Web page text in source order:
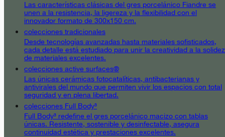
Las características clásicas del gres porcelánico Fiandre se
unen a la resistencia, la ligereza y la flexibilidad con el
innovador formato de 300x150 cm.
colecciones tradicionales
Desde tecnologías avanzadas hasta materiales sofisticados,
cada detalle está estudiado para unir la creatividad a la solidez
de materiales excelentes.
colecciones active surfaces®
Las únicas cerámicas fotocatalíticas, antibacterianas y
antivirales del mundo que permiten vivir los espacios con total
seguridad y en plena libertad.
colecciones Full Body³
Full Body³ redefine el gres porcelánico macizo con tablas
únicas. Resistente, sostenible y desinfectable, asegura
continuidad estética y prestaciones excelentes.